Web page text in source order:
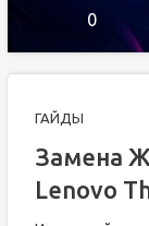
0
ГАЙДЫ
Замена
Lenovo